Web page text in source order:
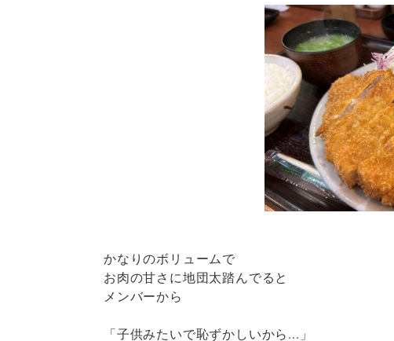
かなりのボリュームで
お肉の甘さに地団太踏んでると
メンバーから
「子供みたいで恥ずかしいから...」